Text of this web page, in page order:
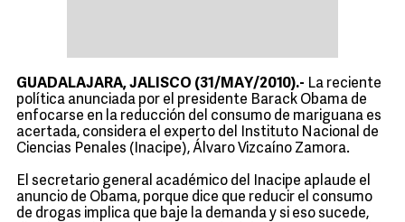
GUADALAJARA, JALISCO (31/MAY/2010).- La reciente
política anunciada por el presidente Barack Obama de
enfocarse en la reducción del consumo de mariguana es
acertada, considera el experto del Instituto Nacional de
Ciencias Penales (Inacipe), Álvaro Vizcaíno Zamora.
El secretario general académico del Inacipe aplaude el
anuncio de Obama, porque dice que reducir el consumo
de drogas implica que baje la demanda y si eso sucede,